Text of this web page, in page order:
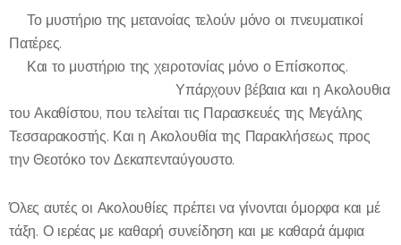
🔸Το μυστήριο της μετανοίας τελούν μόνο οι πνευματικοί
Πατέρες.
🔸Και το μυστήριο της χειροτονίας μόνο ο Επίσκοπος.
🔸Υπάρχουν βέβαια και η Ακολουθια
του Ακαθίστου, που τελείται τις Παρασκευές της Μεγάλης
Τεσσαρακοστής. Και η Ακολουθία της Παρακλήσεως προς
την Θεοτόκο τον Δεκαπενταύγουστο.
Όλες αυτές οι Ακολουθίες πρέπει να γίνονται όμορφα και μέ
τάξη. Ο ιερέας με καθαρή συνείδηση και με καθαρά άμφια